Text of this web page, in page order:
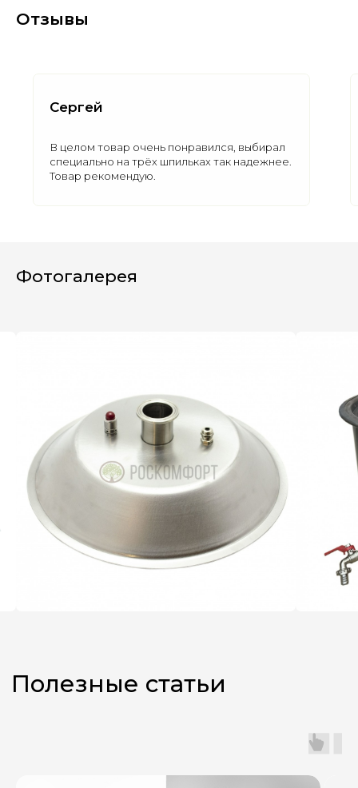
Отзывы
Сергей
В целом товар очень понравился, выбирал
специально на трёх шпильках так надежнее.
Товар рекомендую.
Фотогалерея
Оставьте заявку, и наш
менеджер поможет вам